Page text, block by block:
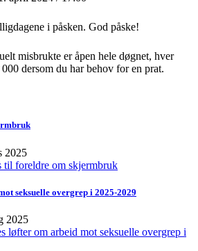
i påsken. God påske!
misbrukte er åpen hele døgnet, hver
dersom du har behov for en prat.
2025
til foreldre om skjermbruk
seksuelle overgrep i 2025-2029
2025
løfter om arbeid mot seksuelle overgrep i